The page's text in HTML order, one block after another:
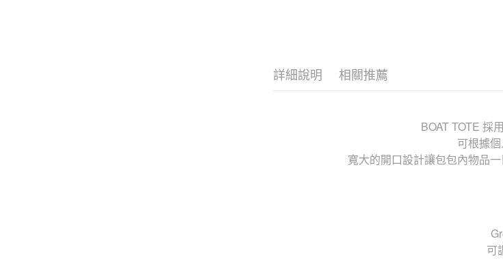
詳細說明 相關推薦
BOAT TOTE 採
可根據
寬大的開口設計讓包包內物品
可